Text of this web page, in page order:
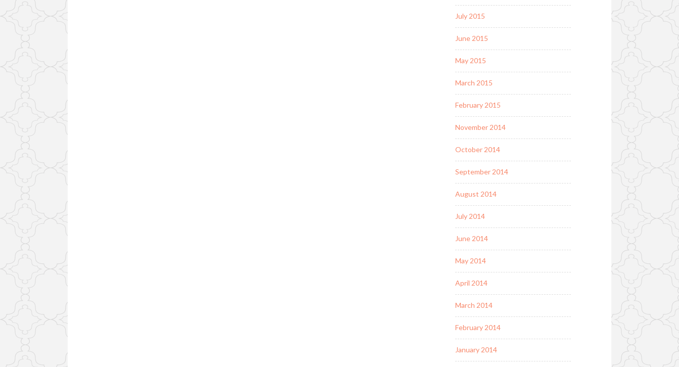
July 2015
June 2015
May 2015
March 2015
February 2015
November 2014
October 2014
September 2014
August 2014
July 2014
June 2014
May 2014
April 2014
March 2014
February 2014
January 2014